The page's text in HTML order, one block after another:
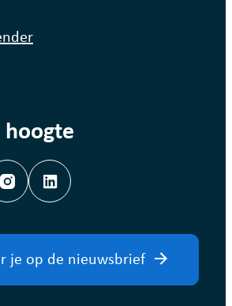
InstagramLinkedIn
je op de nieuwsbrief